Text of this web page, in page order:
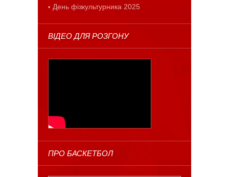
День фізкультурника 2025
ВІДЕО ДЛЯ РОЗГОНУ
ПРО БАСКЕТБОЛ